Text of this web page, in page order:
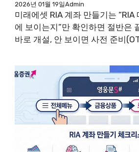
2026년 01월 19일Admin
미래에셋 RIA 계좌 만들기는 “RIA
에 보이는지”만 확인하면 절반은
바로 개설, 안 보이면 사전 준비